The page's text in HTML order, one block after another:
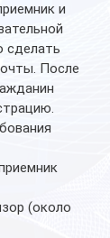
и
сделать
После
(около